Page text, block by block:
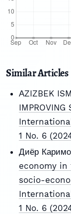
Similar Articles
АZIZBEK
IMPROVING
1 No. 6
Диёр
economy
socio-
1 No. 6